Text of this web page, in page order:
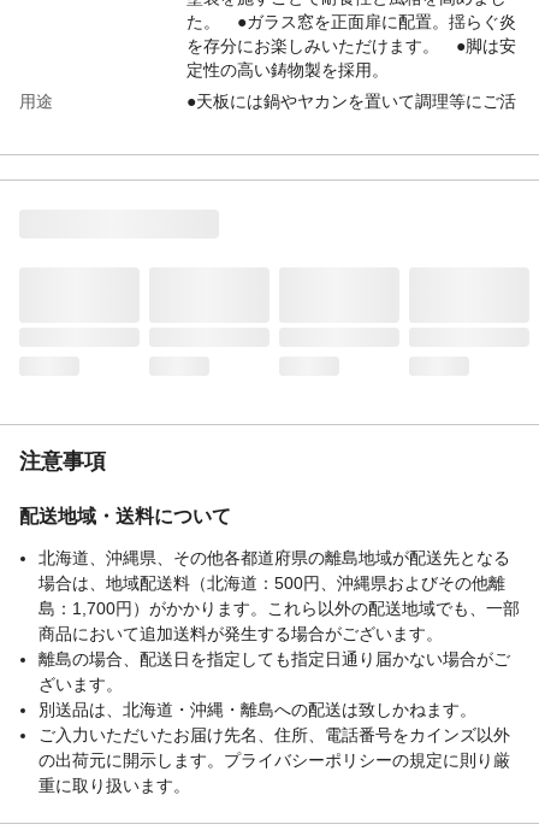
た。 ●ガラス窓を正面扉に配置。揺らぐ炎
を存分にお楽しみいただけます。 ●脚は安
定性の高い鋳物製を採用。
用途
●天板には鍋やヤカンを置いて調理等にご活
重量
6.7kg
注意事項
配送地域・送料について
北海道、沖縄県、その他各都道府県の離島地域が配送先となる
場合は、地域配送料（北海道：500円、沖縄県およびその他離
島：1,700円）がかかります。これら以外の配送地域でも、一部
商品において追加送料が発生する場合がございます。
離島の場合、配送日を指定しても指定日通り届かない場合がご
ざいます。
別送品は、北海道・沖縄・離島への配送は致しかねます。
ご入力いただいたお届け先名、住所、電話番号をカインズ以外
の出荷元に開示します。プライバシーポリシーの規定に則り厳
重に取り扱います。